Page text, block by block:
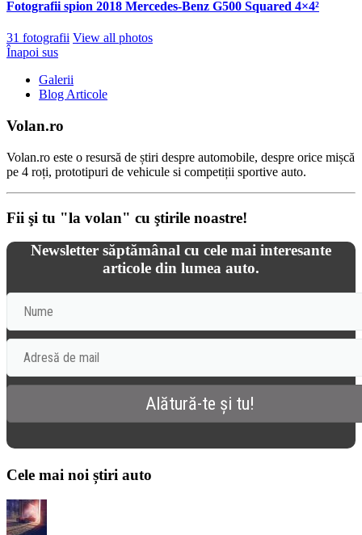
Fotografii spion 2018 Mercedes-Benz G500 Squared 4×4²
31 fotografii View all photos
Înapoi sus
Galerii
Blog Articole
Volan.ro
Volan.ro este o resursă de știri despre automobile, despre orice mișcă
pe 4 roți, prototipuri de vehicule si competiții sportive auto.
Fii şi tu "la volan" cu ştirile noastre!
Newsletter săptămânal cu cele mai interesante
articole din lumea auto.
Cele mai noi știri auto